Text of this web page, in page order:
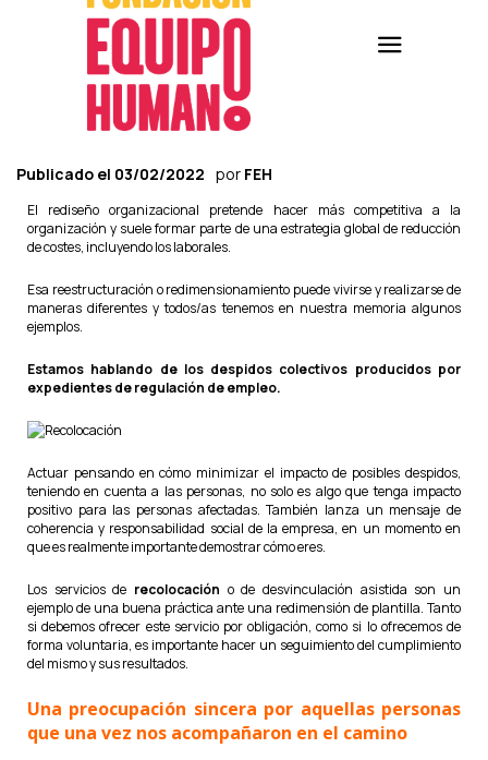
Publicado el 03/02/2022 por FEH
El rediseño organizacional pretende hacer más competitiva a la
organización y suele formar parte de una estrategia global de reducción
de costes, incluyendo los laborales.
Esa reestructuración o redimensionamiento puede vivirse y realizarse de
maneras diferentes y todos/as tenemos en nuestra memoria algunos
ejemplos.
Estamos hablando de los despidos colectivos producidos por
expedientes de regulación de empleo.
Actuar pensando en cómo minimizar el impacto de posibles despidos,
teniendo en cuenta a las personas, no solo es algo que tenga impacto
positivo para las personas afectadas. También lanza un mensaje de
coherencia y responsabilidad social de la empresa, en un momento en
que es realmente importante demostrar cómo eres.
Los servicios de recolocación o de desvinculación asistida son un
ejemplo de una buena práctica ante una redimensión de plantilla. Tanto
si debemos ofrecer este servicio por obligación, como si lo ofrecemos de
forma voluntaria, es importante hacer un seguimiento del cumplimiento
del mismo y sus resultados.
Una preocupación sincera por aquellas personas
que una vez nos acompañaron en el camino